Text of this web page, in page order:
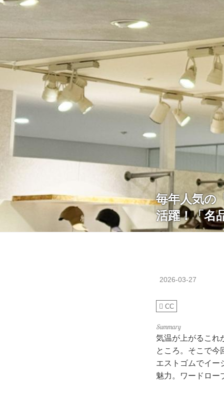
毎年人気の
活躍！「名
2026-03-27
CC
気温が上がるこれ
ところ。そこで今
エストゴムでイー
魅力。ワードロー